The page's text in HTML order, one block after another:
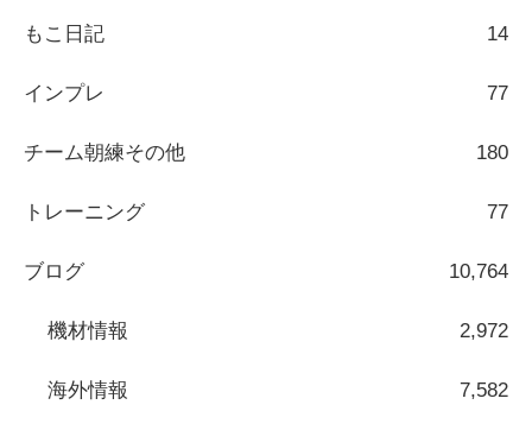
もこ日記 14
インプレ 77
チーム朝練その他 180
トレーニング 77
ブログ 10,764
機材情報 2,972
海外情報 7,582